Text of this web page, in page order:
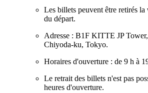
Les billets peuvent être retirés
du départ.
Adresse : B1F KITTE JP
Chiyoda-ku, Tokyo.
Horaires d'ouverture : de 9 h à
Le retrait des billets n'est pas
heures d'ouverture.